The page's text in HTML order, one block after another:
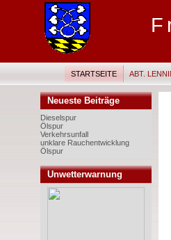
STARTSEITE ABT.
Neueste Beiträge
Dieselspur
Ölspur
Verkehrsunfall
unklare Rauchentwicklung
Ölspur
Unwetterwarnung